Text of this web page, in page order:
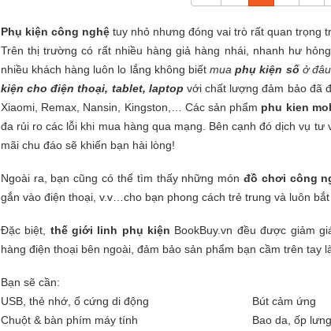
Phụ kiện công nghệtuy nhỏ nhưng đóng vai trò rất quan trọng
Trên thị trường có rất nhiều hàng giả hàng nhái, nhanh hư
nhiều khách hàng luôn lo lắng không biếtmuaphụ kiện sốở
kiện cho điện thoại, tablet, laptop với chất lượng đảm bảo đã
Xiaomi, Remax, Nansin, Kingston,… Các sản phẩm phu kien
đa rủi ro các lỗi khi mua hàng qua mạng . Bên cạnh đó dịch vụ
mãi chu đáo sẽ khiến bạn hài lòng!
Ngoài ra, bạn cũng có thể tìm thấy những món đồ chơi công
gắn vào điện thoại, v.v…cho bạn phong cách trẻ trung và luôn bắt
Đặc biệt, thế giới linh phụ kiện BookBuy.vn đều được giảm
hàng điện thoại bên ngoài, đảm bảo sản phẩm bạn cầm trên tay
Bạn sẽ cần:
USB, thẻ nhớ, ổ cứng di động
Chuột & bàn phím máy tính
Bút cảm ứng
Bao da, ốp